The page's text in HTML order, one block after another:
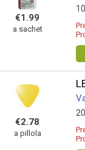
€1.99
a sachet
€2.78
a pillola